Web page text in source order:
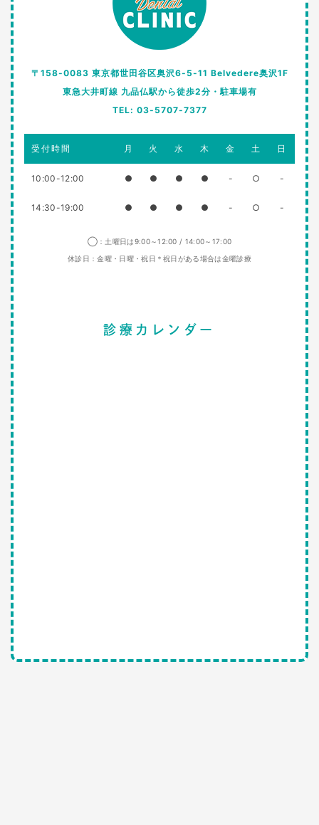
〒158-0083 東京都世田谷区奥沢6-5-11 Belvedere奥沢1F
東急大井町線 九品仏駅から徒歩2分・駐車場有
TEL: 03-5707-7377
受付時間 月 火 水 木 金 土 日
10:00-12:00 ● ● ● ● - ○ -
14:30-19:00 ● ● ● ● - ○ -
◯：土曜日は9:00～12:00 / 14:00～17:00
休診日：金曜・日曜・祝日＊祝日がある場合は金曜診療
診療カレンダー